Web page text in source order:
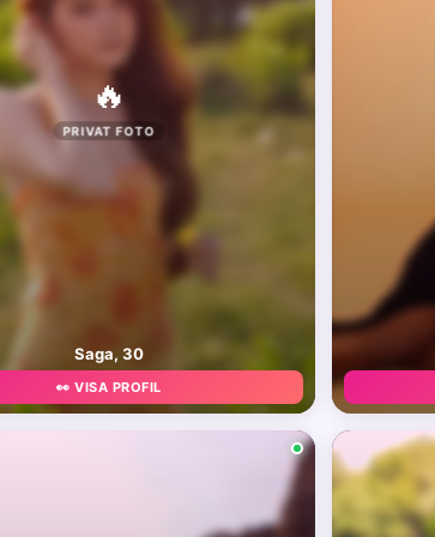
🔥
PRIVAT FOTO
Saga, 30
👀 VISA PROFIL